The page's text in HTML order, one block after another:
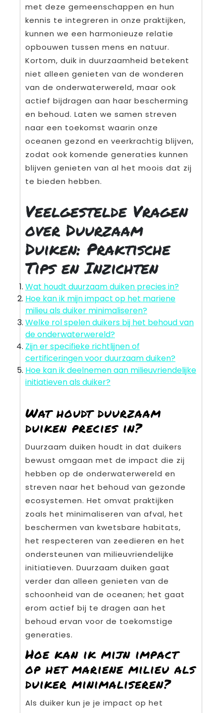
met deze gemeenschappen en hun
kennis te integreren in onze praktijken,
kunnen we een harmonieuze relatie
opbouwen tussen mens en natuur.
Kortom, duik in duurzaamheid betekent
niet alleen genieten van de wonderen
van de onderwaterwereld, maar ook
actief bijdragen aan haar bescherming
en behoud. Laten we samen streven
naar een toekomst waarin onze
oceanen gezond en veerkrachtig blijven,
zodat ook komende generaties kunnen
blijven genieten van al het moois dat zij
te bieden hebben.
Veelgestelde Vragen
over Duurzaam
Duiken: Praktische
Tips en Inzichten
Wat houdt duurzaam duiken precies in?
Hoe kan ik mijn impact op het mariene
milieu als duiker minimaliseren?
Welke rol spelen duikers bij het behoud van
de onderwaterwereld?
Zijn er specifieke richtlijnen of
certificeringen voor duurzaam duiken?
Hoe kan ik deelnemen aan milieuvriendelijke
initiatieven als duiker?
Wat houdt duurzaam
duiken precies in?
Duurzaam duiken houdt in dat duikers
bewust omgaan met de impact die zij
hebben op de onderwaterwereld en
streven naar het behoud van gezonde
ecosystemen. Het omvat praktijken
zoals het minimaliseren van afval, het
beschermen van kwetsbare habitats,
het respecteren van zeedieren en het
ondersteunen van milieuvriendelijke
initiatieven. Duurzaam duiken gaat
verder dan alleen genieten van de
schoonheid van de oceanen; het gaat
erom actief bij te dragen aan het
behoud ervan voor de toekomstige
generaties.
Hoe kan ik mijn impact
op het mariene milieu als
duiker minimaliseren?
Als duiker kun je je impact op het